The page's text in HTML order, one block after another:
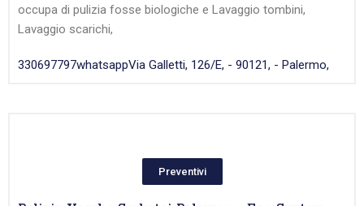
occupa di pulizia fosse biologiche e Lavaggio tombini,
Lavaggio scarichi,
330697797whatsappVia Galletti, 126/E, - 90121, - Palermo,
Preventivi